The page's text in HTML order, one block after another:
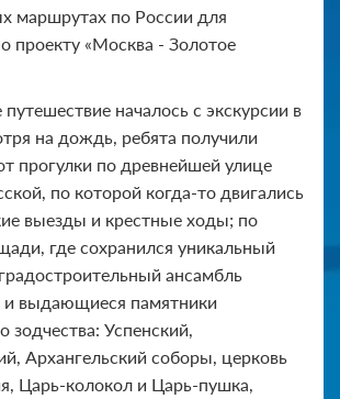
маршрутах по России для
проекту «Москва - Золотое
началось с экскурсии в
на дождь, ребята получили
прогулки по древнейшей улице
по которой когда-то двигались
выезды и крестные ходы; по
где сохранился уникальный
ансамбль
и выдающиеся памятники
зодчества: Успенский,
Архангельский соборы, церковь
Царь-колокол и Царь-пушка,